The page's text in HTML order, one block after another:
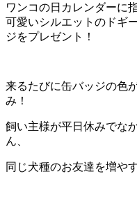
ワンコの日カレンダーに
可愛いシルエットのドギ
ジをプレゼント！
来るたびに缶バッジの色
み！
飼い主様が平日休みでな
ん、
同じ犬種のお友達を増や